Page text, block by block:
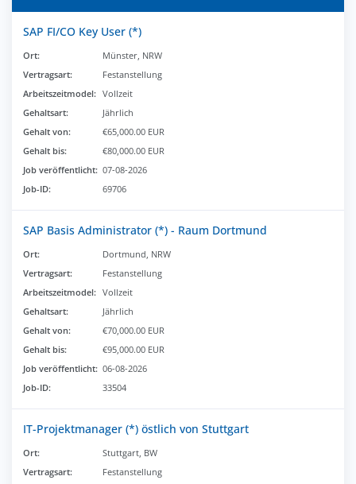
SAP FI/CO Key User (*)
Ort:
Münster, NRW
Vertragsart:
Festanstellung
Arbeitszeitmodel: Vollzeit
Gehaltsart:
Jährlich
Gehalt von:
€65,000.00 EUR
Gehalt bis:
€80,000.00 EUR
Job veröffentlicht: 07-08-2026
Job-ID:
69706
SAP Basis Administrator (*) - Raum Dortmund
Ort:
Dortmund, NRW
Vertragsart:
Festanstellung
Arbeitszeitmodel: Vollzeit
Gehaltsart:
Jährlich
Gehalt von:
€70,000.00 EUR
Gehalt bis:
€95,000.00 EUR
Job veröffentlicht: 06-08-2026
Job-ID:
33504
IT-Projektmanager (*) östlich von Stuttgart
Ort:
Stuttgart, BW
Vertragsart:
Festanstellung